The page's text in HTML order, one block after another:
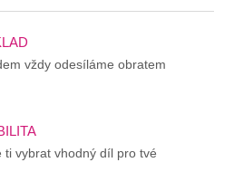
vždy odesíláme obratem
ti vybrat vhodný díl pro tvé